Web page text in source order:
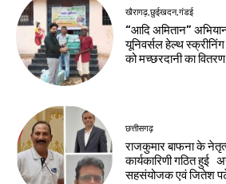
खैरागढ़,छुईखदन,गंडई
“आदि अमितान”
यूनिवर्सल हेल्थ
को मच्छरदानी का वितरण
छत्तीसगढ़
राजकुमार बाफना के
कार्यकारिणी गठित हुई
सहसंयोजक एवं जितेश